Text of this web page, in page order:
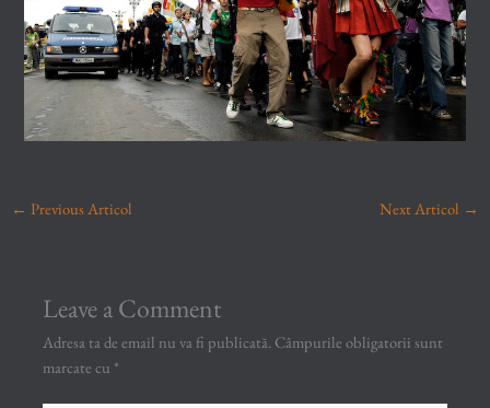
← Previous Articol Next Articol →
Leave a Comment
Adresa ta de email nu va fi publicată. Câmpurile obligatorii sunt
marcate cu *